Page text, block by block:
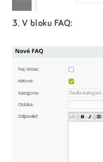
3. V bloku FAQ: